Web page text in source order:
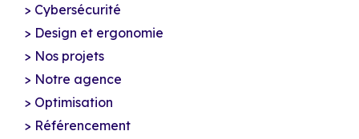
Cybersécurité
Design et ergonomie
Nos projets
Notre agence
Optimisation
Référencement